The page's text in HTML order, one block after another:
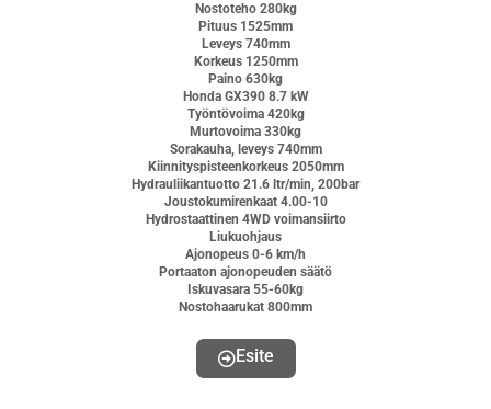
Nostoteho 280kg
Pituus 1525mm
Leveys 740mm
Korkeus 1250mm
Paino 630kg
Honda GX390 8.7 kW
Työntövoima 420kg
Murtovoima 330kg
Sorakauha, leveys 740mm
Kiinnityspisteenkorkeus 2050mm
Hydrauliikantuotto 21.6 ltr/min, 200bar
Joustokumirenkaat 4.00-10
Hydrostaattinen 4WD voimansiirto
Liukuohjaus
Ajonopeus 0-6 km/h
Portaaton ajonopeuden säätö
Iskuvasara 55-60kg
Nostohaarukat 800mm
Esite